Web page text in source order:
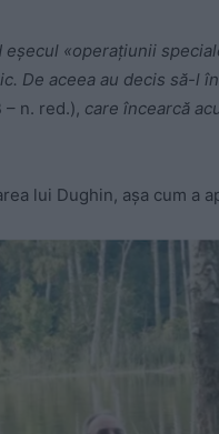
«operațiunii
De aceea au decis să-l
– n. red.), care încearcă
lui Dughin, așa cum a